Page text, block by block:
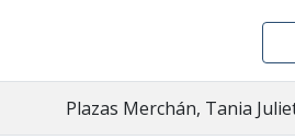
Plazas Merchán, Tania